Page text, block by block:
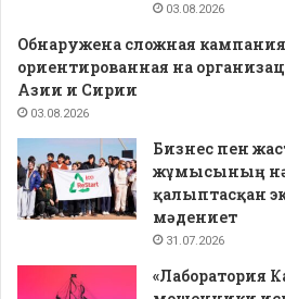
03.08.2026
Обнаружена сложная
ориентированная на
Азии и Сирии
03.08.2026
Бизнес пен
жұмысының
қалыптасқан
мәдениет
31.07.2026
«Лаборатория